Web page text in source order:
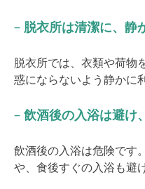
– 脱衣所は清潔に、静
脱衣所では、衣類や荷物
惑にならないよう静かに
– 飲酒後の入浴は避け
飲酒後の入浴は危険です
や、食後すぐの入浴も避